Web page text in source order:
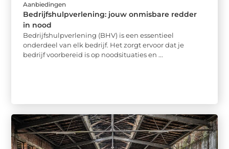
Aanbiedingen
Bedrijfshulpverlening: jouw onmisbare redder
in nood
Bedrijfshulpverlening (BHV) is een essentieel
onderdeel van elk bedrijf. Het zorgt ervoor dat je
bedrijf voorbereid is op noodsituaties en ...